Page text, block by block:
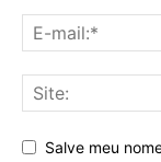
Salve meu